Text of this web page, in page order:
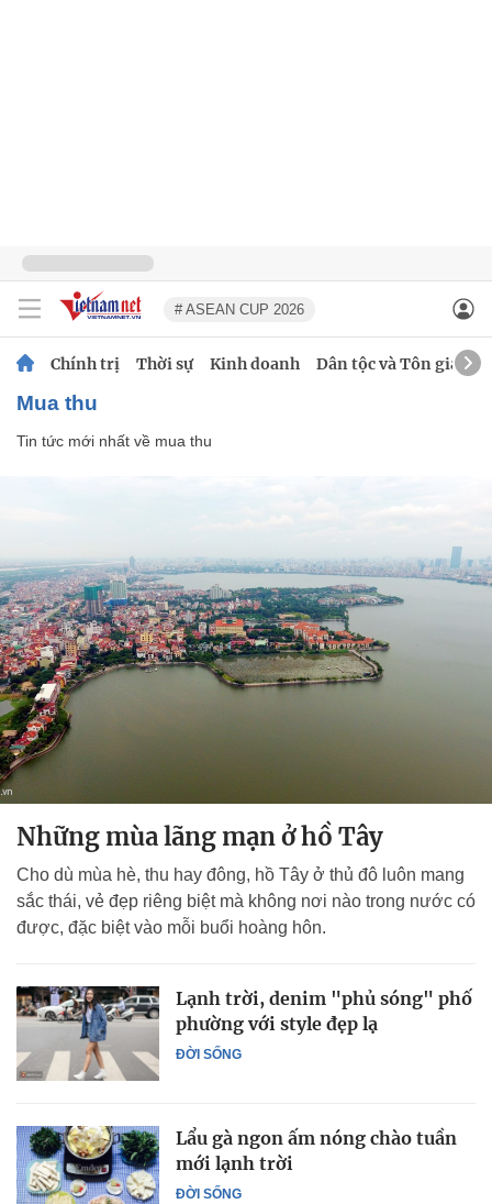
# ASEAN CUP 2026
Chính trị Thời sự Kinh doanh Dân tộc và Tôn giáo
mua thu
Tin tức mới nhất về mua thu
Những mùa lãng mạn ở hồ Tây
Cho dù mùa hè, thu hay đông, hồ Tây ở thủ đô luôn mang
sắc thái, vẻ đẹp riêng biệt mà không nơi nào trong nước có
được, đặc biệt vào mỗi buổi hoàng hôn.
ĐỜI SỐNG
Lạnh trời, denim "phủ sóng" phố
phường với style đẹp lạ
ĐỜI SỐNG
Lẩu gà ngon ấm nóng chào tuần
mới lạnh trời